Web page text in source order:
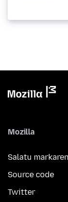
Mozilla
Salatu
Source code
Twitter